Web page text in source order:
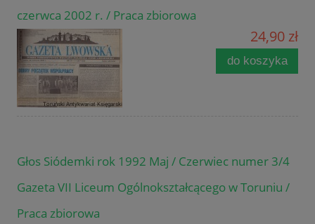
czerwca 2002 r. / Praca zbiorowa
24,90 zł
do koszyka
Głos Siódemki rok 1992 Maj / Czerwiec numer 3/4
Gazeta VII Liceum Ogólnokształcącego w Toruniu /
Praca zbiorowa